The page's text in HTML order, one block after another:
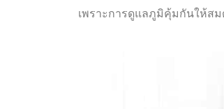
เพราะการดูแลภูมิคุ้มกันให้ส